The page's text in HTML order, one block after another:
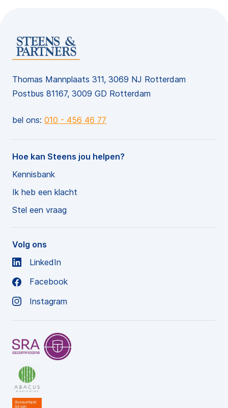
Thomas Mannplaats 311, 3069 NJ Rotterdam
Postbus 81167, 3009 GD Rotterdam
bel ons: 010 - 456 46 77
Hoe kan Steens jou helpen?
Kennisbank
Ik heb een klacht
Stel een vraag
Volg ons
LinkedIn
Facebook
Instagram